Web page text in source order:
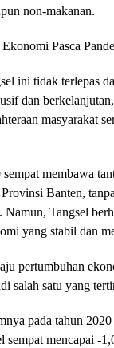
non-makanan.
Pasca
ini tidak terlepas
dan
masyarakat
membawa
Banten,
Namun, Tangsel
yang stabil dan
pertumbuhan
salah satu yang
pada tahun
sempat mencapai -